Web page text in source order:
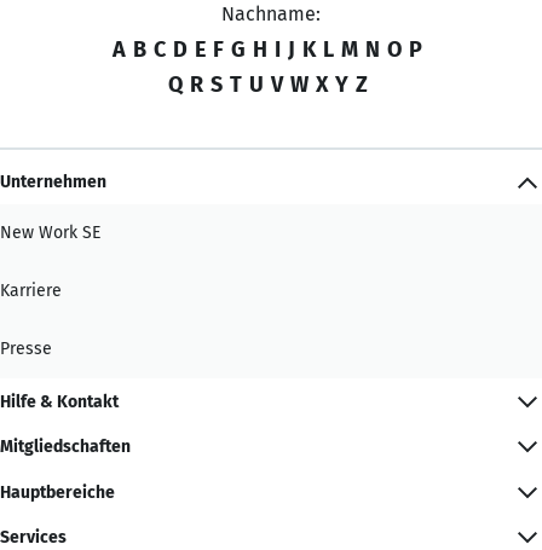
Nachname:
A B C D E F G H I J K L M N O P
Q R S T U V W X Y Z
Unternehmen
New Work SE
Karriere
Presse
Hilfe & Kontakt
Mitgliedschaften
Hauptbereiche
Services